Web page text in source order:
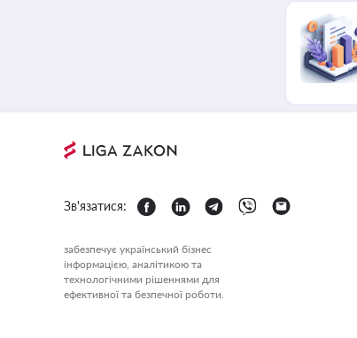
Зв'язатися:
забезпечує український бізнес
інформацією, аналітикою та
технологічними рішеннями для
ефективної та безпечної роботи.